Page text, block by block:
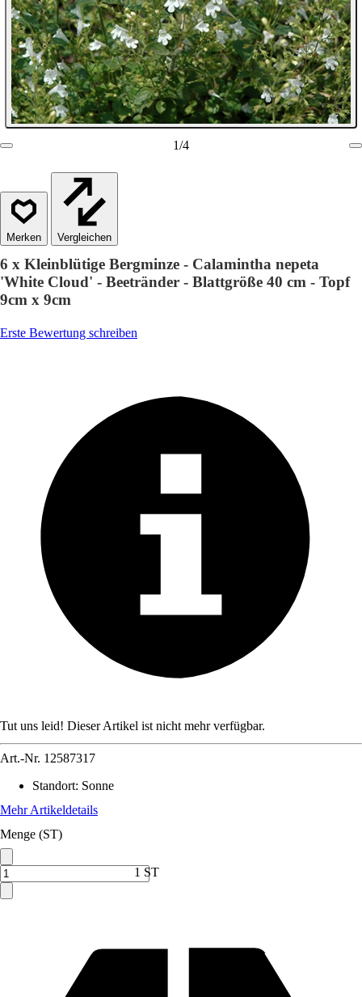
1/4
Vergleichen
6 x Kleinblütige Bergminze - Calamintha nepeta
'White Cloud' - Beetränder - Blattgröße 40 cm - Topf
9cm x 9cm
Erste Bewertung schreiben
Tut uns leid! Dieser Artikel ist nicht mehr verfügbar.
Art.-Nr. 12587317
Standort: Sonne
Mehr Artikeldetails
Menge (ST)
1 ST